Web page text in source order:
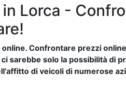
Lorca -
Confrontare prezzi
sarebbe solo la possibilità di
di veicoli di numerose